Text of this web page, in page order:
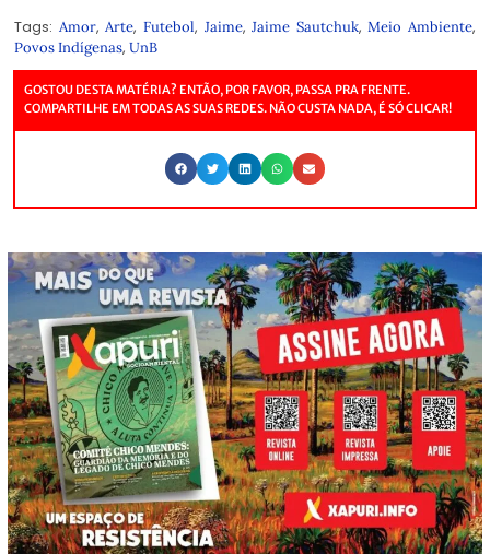
Tags: Amor,Arte, Futebol, Jaime,Jaime Sautchuk,Meio Ambiente,
Povos Indígenas, UnB
GOSTOU DESTA MATÉRIA? ENTÃO, POR FAVOR, PASSA PRA FRENTE.
COMPARTILHE EM TODAS AS SUAS REDES. NÃO CUSTA NADA, É SÓ CLICAR!